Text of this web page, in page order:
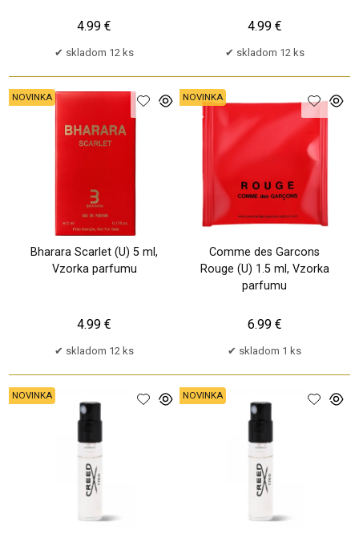
skladom 12 ks
4.99 €
skladom 12 ks
4.99 €
Bharara Scarlet (U) 5 ml,
Vzorka parfumu
NOVINKA
skladom 12 ks
4.99 €
Comme des Garcons
Rouge (U) 1.5 ml, Vzorka
parfumu
NOVINKA
skladom 1 ks
6.99 €
NOVINKA NOVINKA